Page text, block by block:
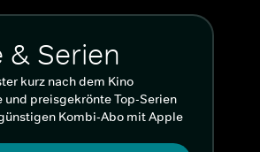
& Serien
kurz nach dem Kino
und preisgekrönte Top-Serien
Kombi-Abo mit Apple